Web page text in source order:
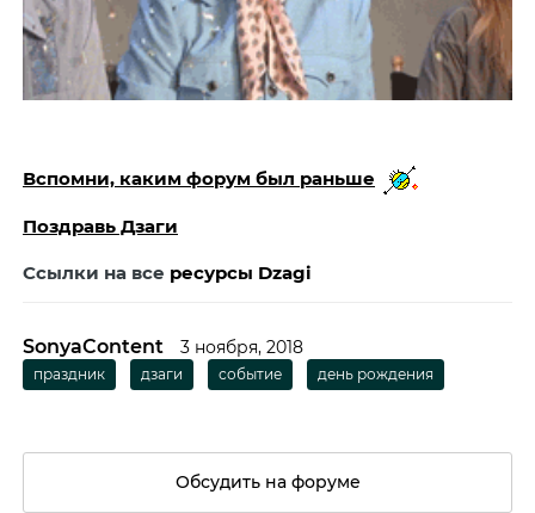
Вспомни, каким форум был раньше
Поздравь Дзаги
Ссылки на все ресурсы Dzagi
SonyaContent 3 ноября, 2018
праздник дзаги событие день рождения
Обсудить на форуме